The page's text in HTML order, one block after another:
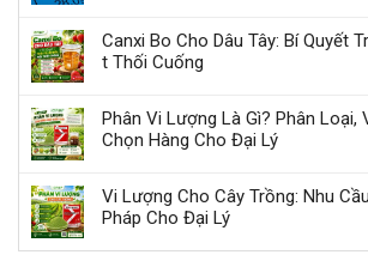
Canxi Bo Cho Dâu Tây: Bí Quyết
t Thối Cuống
Phân Vi Lượng Là Gì? Phân Loại,
Chọn Hàng Cho Đại Lý
Vi Lượng Cho Cây Trồng: Nhu
Pháp Cho Đại Lý